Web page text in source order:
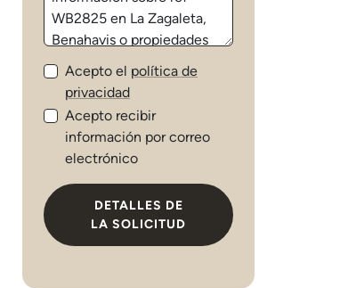
Acepto el política de
privacidad
Acepto recibir
información por correo
electrónico
DETALLES DE
LA SOLICITUD